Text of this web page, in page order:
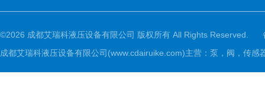
©2026 成都艾瑞科液压设备有限公司 版权所有 All Rights Reserved.
成都艾瑞科液压设备有限公司(www.cdairuike.com)主营：泵，阀，传